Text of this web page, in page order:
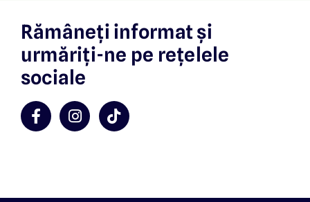
Rămâneți informat și
urmăriți-ne pe rețelele
sociale